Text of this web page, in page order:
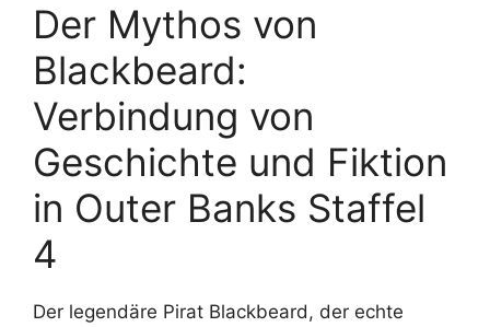
Der Mythos von
Blackbeard:
Verbindung von
Geschichte und Fiktion
in Outer Banks Staffel
4
Der legendäre Pirat Blackbeard, der echte